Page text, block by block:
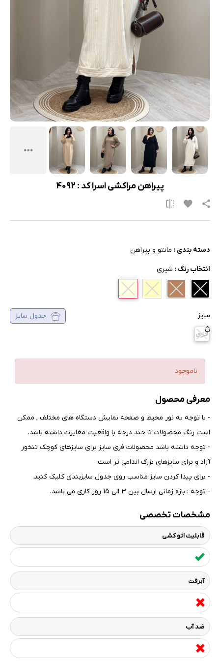
پیراهن مراکشی اسرا کد : 4092
دسته بندی : مانتو و پیراهن
انتخاب رنگ : شیری
سایز جدول سایز
فری
ناموجود
معرفی محصول
- با توجه به نور محیط و صفحه نمایش دستگاه های مختلف , ممکن
است رنگ محصولات تا چند درجه با واقعیت مغایرت داشته باشد.
- توجه داشته باشد محصولات فری سایز برای سایزهای کوچک تنخور
آزاد و برای سایزهای بزرگ اندامی تر است.
- برای پیدا کردن سایز مناسب روی جدول سایزبندی کلیک کنید.
- توجه : بازه زمانی ارسال بین 3 الی 15 روز کاری می باشد.
مشخصات تخصصی
قابلیت اتو کشی
آبرفت
ضد آب